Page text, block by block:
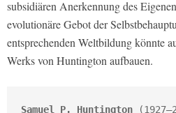
subsidiären Anerkennung des
evolutionäre Gebot der
entsprechenden Weltbildung könnte
Werks von Huntington aufbauen.
Samuel P. Huntington